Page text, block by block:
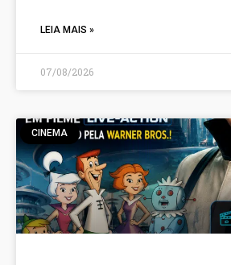
LEIA MAIS »
07/08/2026
CINEMA